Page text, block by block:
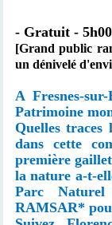
- Gratuit - 5h00
[Grand public
un dénivelé
A Fresnes-
Patrimoine
Quelles traces
dans cette
première
la nature a-t-
Parc Naturel
RAMSAR*